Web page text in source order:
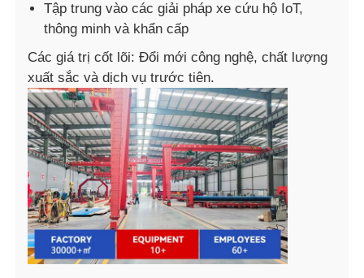
Tập trung vào các giải pháp xe cứu hộ IoT,
thông minh và khẩn cấp
Các giá trị cốt lõi: Đổi mới công nghệ, chất lượng
xuất sắc và dịch vụ trước tiên.